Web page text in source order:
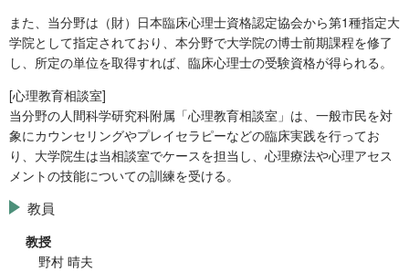
また、当分野は（財）日本臨床心理士資格認定協会から第1種指定大
学院として指定されており、本分野で大学院の博士前期課程を修了
し、所定の単位を取得すれば、臨床心理士の受験資格が得られる。
[心理教育相談室]
当分野の人間科学研究科附属「心理教育相談室」は、一般市民を対
象にカウンセリングやプレイセラピーなどの臨床実践を行ってお
り、大学院生は当相談室でケースを担当し、心理療法や心理アセス
メントの技能についての訓練を受ける。
教員
教授
野村 晴夫